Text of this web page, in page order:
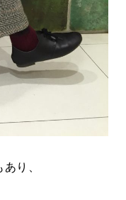
り、